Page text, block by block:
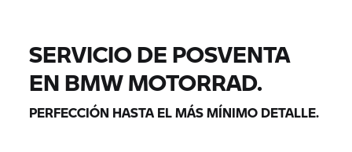
SERVICIO DE POSVENTA
EN BMW MOTORRAD.
PERFECCIÓN HASTA EL MÁS MÍNIMO DETALLE.